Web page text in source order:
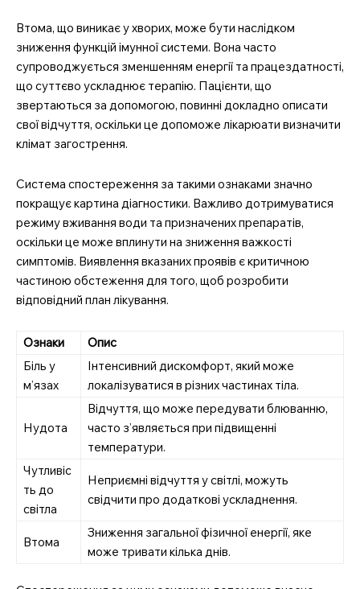
Втома, що виникає у хворих, може бути наслідком
зниження функцій імунної системи. Вона часто
супроводжується зменшенням енергії та працездатності,
що суттєво ускладнює терапію. Пацієнти, що
звертаються за допомогою, повинні докладно описати
свої відчуття, оскільки це допоможе лікарюати визначити
клімат загострення.
Система спостереження за такими ознаками значно
покращує картина діагностики. Важливо дотримуватися
режиму вживання води та призначених препаратів,
оскільки це може вплинути на зниження важкості
симптомів. Виявлення вказаних проявів є критичною
частиною обстеження для того, щоб розробити
відповідний план лікування.
Ознаки
Опис
Біль у
м’язах
Інтенсивний дискомфорт, який може
локалізуватися в різних частинах тіла.
Нудота
Відчуття, що може передувати блюванню,
часто з’являється при підвищенні
температури.
Чутливіс
ть до
світла
Неприємні відчуття у світлі, можуть
свідчити про додаткові ускладнення.
Втома
Зниження загальної фізичної енергії, яке
може тривати кілька днів.